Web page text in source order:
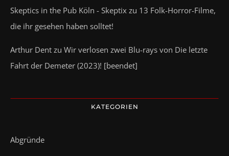
Skeptics in the Pub Köln - Skeptix zu 13 Folk-Horror-Filme,
die ihr gesehen haben solltet!
Arthur Dent zu Wir verlosen zwei Blu-rays von Die letzte
Fahrt der Demeter (2023)! [beendet]
KATEGORIEN
Abgründe